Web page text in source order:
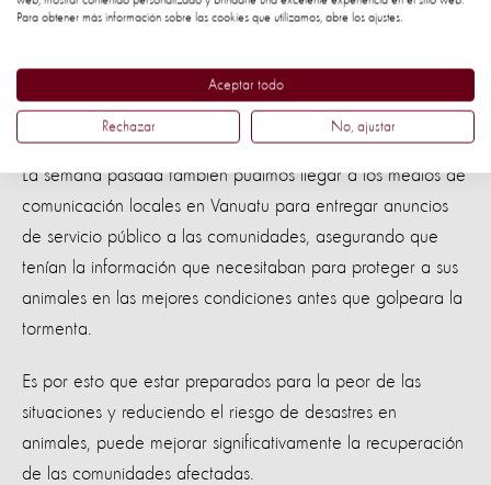
Nuestro objetivo era mejorar la capacidad de Vanuatu
Pam será la primera vez en que se pone a prueba estas
La semana pasada también pudimos llegar a los medios de
comunicación locales en Vanuatu para entregar anuncios
de servicio público a las comunidades, asegurando que
tenían la información que necesitaban para proteger a sus
animales en las mejores condiciones antes que golpeara la
tormenta.
Es por esto que estar preparados para la peor de las
situaciones y reduciendo el riesgo de desastres en
animales, puede mejorar significativamente la recuperación
de las comunidades afectadas.
Para obtener más información sobre las cookies que utilizamos, abre los ajustes.
Aceptar todo
Rechazar No, ajustar